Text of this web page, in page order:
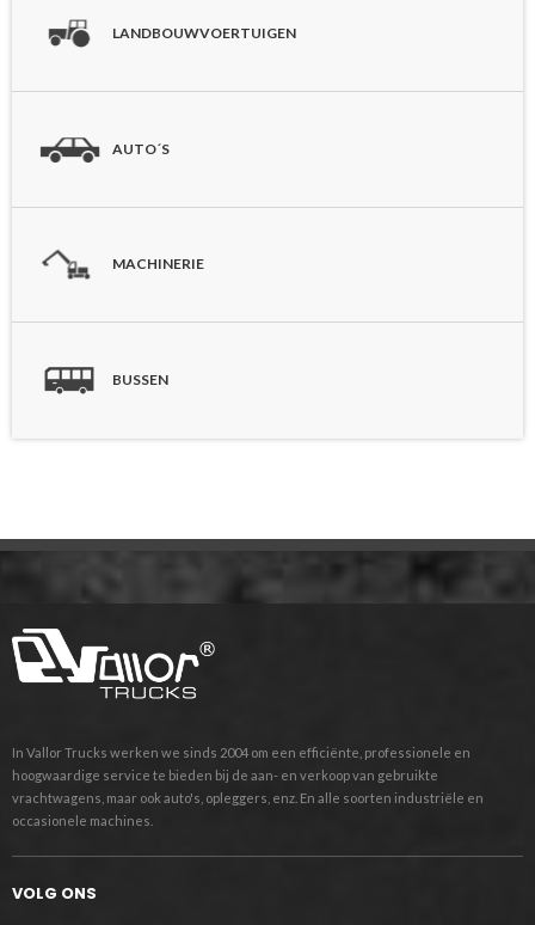
LANDBOUWVOERTUIGEN
AUTO´S
MACHINERIE
BUSSEN
In Vallor Trucks werken we sinds 2004 om een efficiënte, professionele en
hoogwaardige service te bieden bij de aan- en verkoop van gebruikte
vrachtwagens, maar ook auto's, opleggers, enz. En alle soorten industriële en
occasionele machines.
VOLG ONS